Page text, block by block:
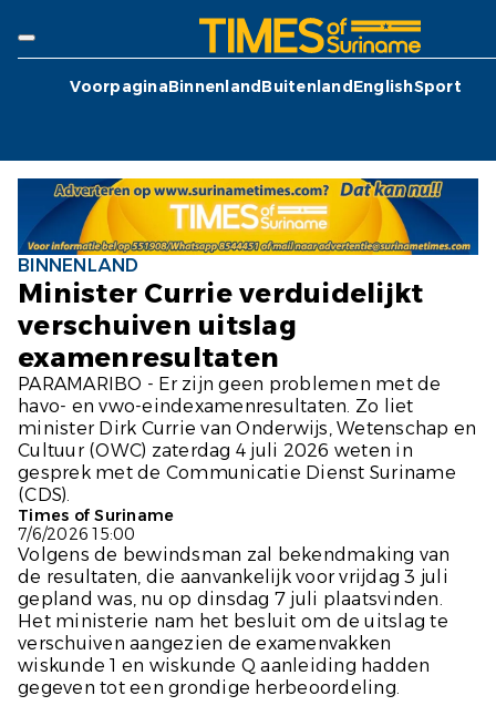
VoorpaginaBinnenlandBuitenlandEnglishSport
BINNENLAND
Minister Currie verduidelijkt
verschuiven uitslag
examenresultaten
PARAMARIBO - Er zijn geen problemen met de
havo- en vwo-eindexamenresultaten. Zo liet
minister Dirk Currie van Onderwijs, Wetenschap en
Cultuur (OWC) zaterdag 4 juli 2026 weten in
gesprek met de Communicatie Dienst Suriname
(CDS).
Times of Suriname
7/6/2026 15:00
Volgens de bewindsman zal bekendmaking van
de resultaten, die aanvankelijk voor vrijdag 3 juli
gepland was, nu op dinsdag 7 juli plaatsvinden.
Het ministerie nam het besluit om de uitslag te
verschuiven aangezien de examenvakken
wiskunde 1 en wiskunde Q aanleiding hadden
gegeven tot een grondige herbeoordeling.